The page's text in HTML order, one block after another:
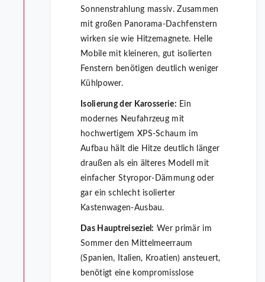
Sonnenstrahlung massiv. Zusammen
mit großen Panorama-Dachfenstern
wirken sie wie Hitzemagnete. Helle
Mobile mit kleineren, gut isolierten
Fenstern benötigen deutlich weniger
Kühlpower.
Isolierung der Karosserie: Ein
modernes Neufahrzeug mit
hochwertigem XPS-Schaum im
Aufbau hält die Hitze deutlich länger
draußen als ein älteres Modell mit
einfacher Styropor-Dämmung oder
gar ein schlecht isolierter
Kastenwagen-Ausbau.
Das Hauptreiseziel: Wer primär im
Sommer den Mittelmeerraum
(Spanien, Italien, Kroatien) ansteuert,
benötigt eine kompromisslose